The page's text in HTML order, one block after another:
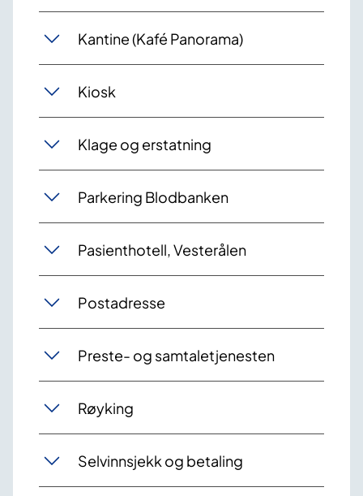
Kantine (Kafé Panorama)
Kiosk
Klage og erstatning
Parkering Blodbanken
Pasienthotell, Vesterålen
Postadresse
Preste- og samtaletjenesten
Røyking
Selvinnsjekk og betaling